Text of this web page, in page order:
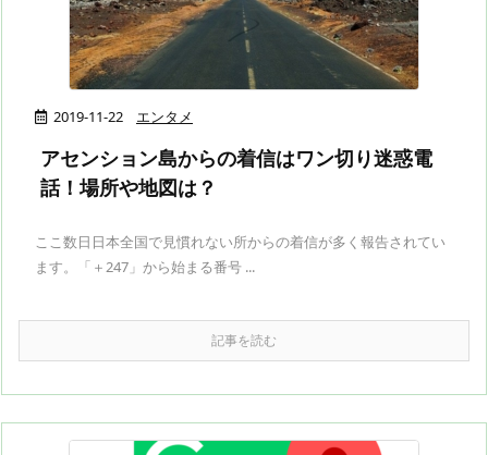
2019-11-22 エンタメ
アセンション島からの着信はワン切り迷惑電
話！場所や地図は？
ここ数日日本全国で見慣れない所からの着信が多く報告されてい
ます。「＋247」から始まる番号 ...
記事を読む